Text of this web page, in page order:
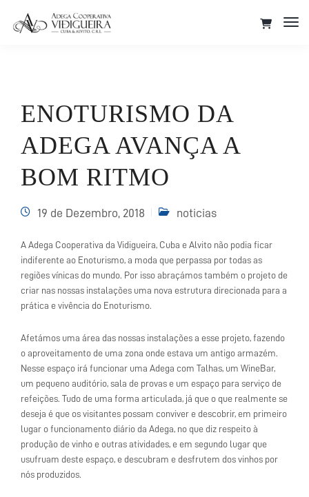
ENOTURISMO DA
ADEGA AVANÇA A
BOM RITMO
19 de Dezembro, 2018 noticias
A Adega Cooperativa da Vidigueira, Cuba e Alvito não podia ficar
indiferente ao Enoturismo, a moda que perpassa por todas as
regiões vínicas do mundo. Por isso abraçámos também o projeto de
criar nas nossas instalações uma nova estrutura direcionada para a
prática e vivência do Enoturismo.
Afetámos uma área das nossas instalações a esse projeto, fazendo
o aproveitamento de uma zona onde estava um antigo armazém.
Nesse espaço irá funcionar uma Adega com Talhas, um WineBar,
um pequeno auditório, sala de provas e um espaço para serviço de
refeições. Tudo de uma forma articulada, já que o que realmente se
deseja é que os visitantes possam conviver e descobrir, em primeiro
lugar o funcionamento diário da Adega, no que diz respeito à
produção de vinho e outras atividades, e em segundo lugar que
usufruam deste espaço, e descubram e desfrutem dos vinhos por
nós produzidos.